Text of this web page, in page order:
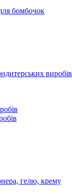
бомбочок
виробів
гелю, крему